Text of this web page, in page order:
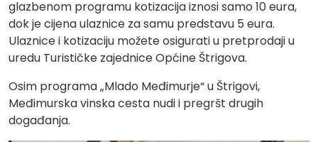
glazbenom programu kotizacija iznosi samo 10 eura,
dok je cijena ulaznice za samu predstavu 5 eura.
Ulaznice i kotizaciju možete osigurati u pretprodaji u
uredu Turističke zajednice Općine Štrigova.
Osim programa „Mlado Međimurje“ u Štrigovi,
Međimurska vinska cesta nudi i pregršt drugih
događanja.